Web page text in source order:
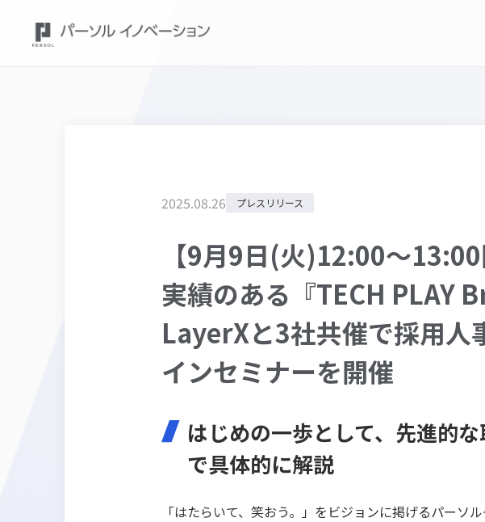
2025.08.26 プレスリリース
【9月9日(火)12:00～
実績のある『TECH PLAY
LayerXと3社共催で採用人
インセミナーを開催
はじめの一歩として、先進的
で具体的に解説
「はたらいて、笑おう。」をビジョンに掲げるパーソ